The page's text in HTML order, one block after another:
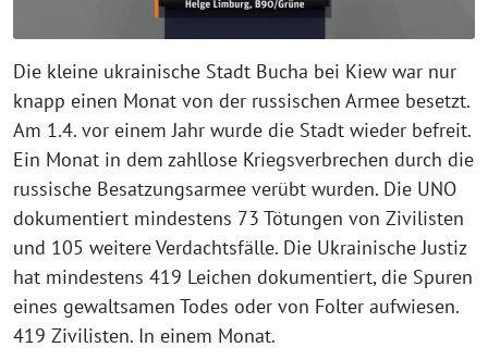
Die kleine ukrainische Stadt Bucha bei Kiew war nur
knapp einen Monat von der russischen Armee besetzt.
Am 1.4. vor einem Jahr wurde die Stadt wieder befreit.
Ein Monat in dem zahllose Kriegsverbrechen durch die
russische Besatzungsarmee verübt wurden. Die UNO
dokumentiert mindestens 73 Tötungen von Zivilisten
und 105 weitere Verdachtsfälle. Die Ukrainische Justiz
hat mindestens 419 Leichen dokumentiert, die Spuren
eines gewaltsamen Todes oder von Folter aufwiesen.
419 Zivilisten. In einem Monat.